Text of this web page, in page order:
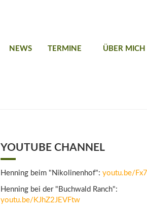
NEWS TERMINE ÜBER MICH
YOUTUBE CHANNEL
Henning beim "Nikolinenhof": youtu.be/
Henning bei der "Buchwald Ranch":
youtu.be/KJhZ2JEVFtw